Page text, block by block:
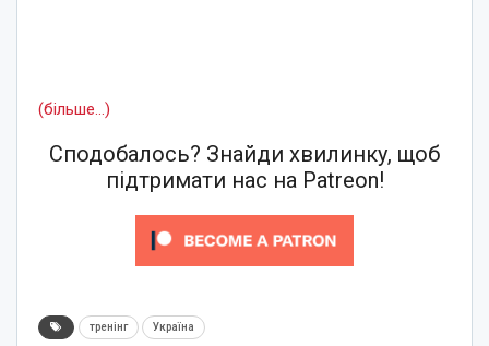
(більше…)
Сподобалось? Знайди хвилинку, щоб
підтримати нас на Patreon!
тренінг Україна